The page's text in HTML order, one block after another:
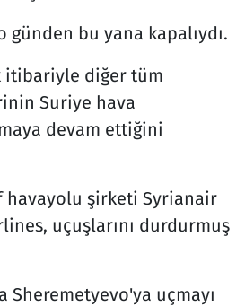
günden bu yana kapalıydı.
itibariyle diğer tüm
Suriye hava
devam ettiğini
şirketi Syrianair
uçuşlarını durdurmuş
Sheremetyevo'ya uçmayı